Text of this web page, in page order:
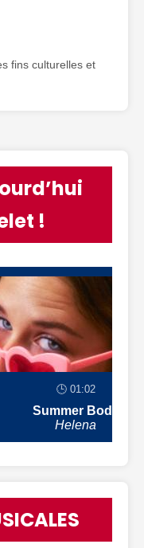
fins culturelles et
!
🕒 01:02
Summer Body
Helena